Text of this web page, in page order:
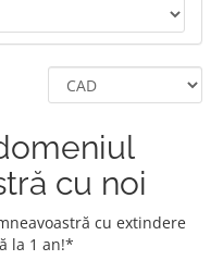
cu noi
cu extindere
la 1 an!*